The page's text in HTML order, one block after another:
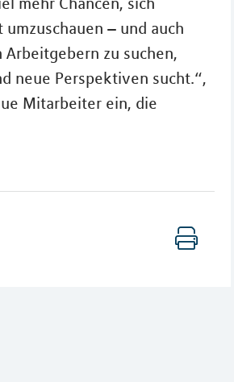
– und auch
zu suchen,
neue Perspektiven sucht.“,
Mitarbeiter ein, die